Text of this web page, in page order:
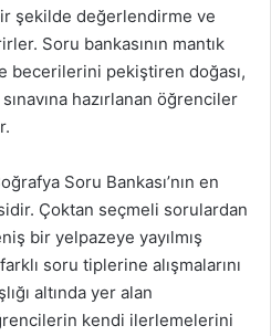
şekilde değerlendirme ve
Soru bankasının mantık
becerilerini pekiştiren doğası,
hazırlanan öğrenciler
Soru Bankası’nın en
Çoktan seçmeli sorulardan
bir yelpazeye yayılmış
soru tiplerine alışmalarını
altında yer alan
kendi ilerlemelerini